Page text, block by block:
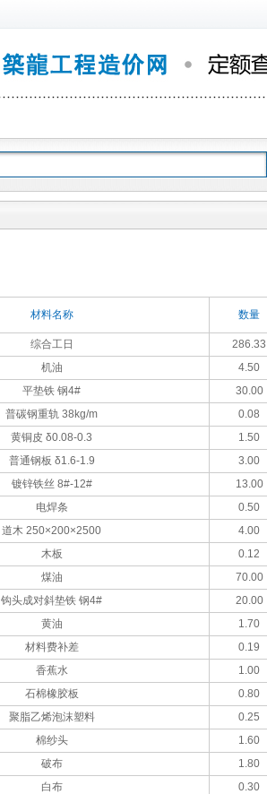
材料名称 数量
综合工日 286.33
机油 4.50
平垫铁 钢4# 30.00
普碳钢重轨 38kg/m 0.08
黄铜皮 δ0.08-0.3 1.50
普通钢板 δ1.6-1.9 3.00
镀锌铁丝 8#-12# 13.00
电焊条 0.50
道木 250×200×2500 4.00
木板 0.12
煤油 70.00
钩头成对斜垫铁 钢4# 20.00
黄油 1.70
材料费补差 0.19
香蕉水 1.00
石棉橡胶板 0.80
聚脂乙烯泡沫塑料 0.25
棉纱头 1.60
破布 1.80
白布 0.30